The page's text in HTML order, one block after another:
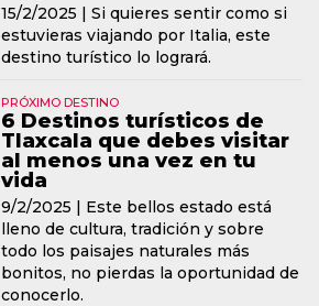
15/2/2025 |Si quieres sentir como si
estuvieras viajando por Italia, este
destino turístico lo logrará.
PRÓXIMO DESTINO
6 Destinos turísticos de
Tlaxcala que debes visitar
al menos una vez en tu
vida
9/2/2025 | Este bellos estado está
lleno de cultura, tradición y sobre
todo los paisajes naturales más
bonitos, no pierdas la oportunidad de
conocerlo.